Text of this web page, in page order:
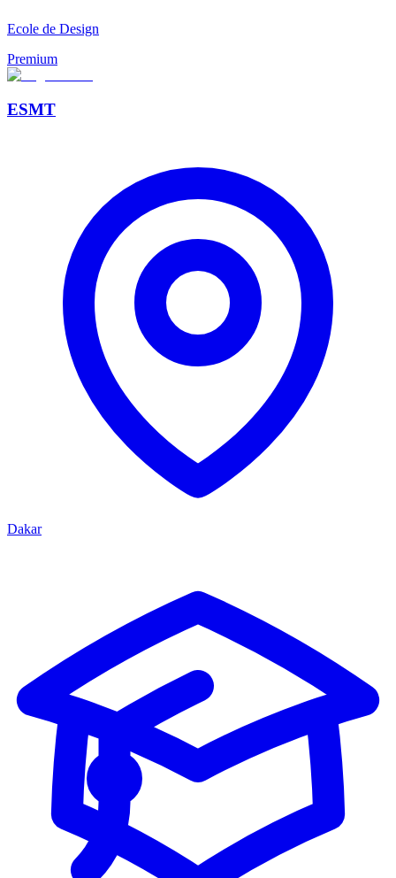
Ecole de Design
Premium
ESMT
Dakar